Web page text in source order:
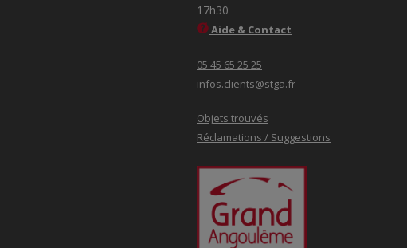
17h30
Aide & Contact
05 45 65 25 25
infos.clients@stga.fr
Objets trouvés
Réclamations / Suggestions